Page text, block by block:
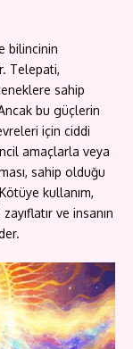
bilincinin
Telepati,
sahip
bu güçlerin
için ciddi
amaçlarla veya
sahip olduğu
kullanım,
ve insanın